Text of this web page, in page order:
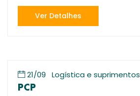
Ver Detalhes
21/09 Logística e suprimentos
PCP